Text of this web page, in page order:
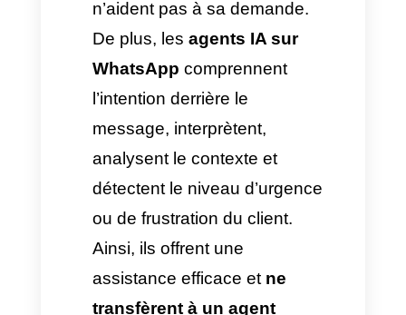
boutons ou des menus, le bot
ne comprend pas d’actions
réponse bien connue :
n’ai pas compris votre
réponse, veuillez sélectionner
une option valide »
stade, l’interaction se fige, le